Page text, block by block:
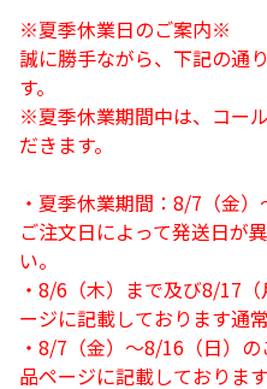
※夏季休業日のご案内※
誠に勝手ながら、下記の通
す。
※夏季休業期間中は、コー
だきます。
・夏季休業期間：8/7（金）
ご注文日によって発送日が
い。
・8/6（木）まで及び8/17
ージに記載しております通
・8/7（金）～8/16（日）
品ページに記載しておりま